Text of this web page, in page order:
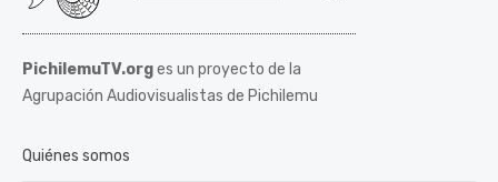
PichilemuTV.orges un proyecto de la
Agrupación Audiovisualistas de Pichilemu
Quiénes somos